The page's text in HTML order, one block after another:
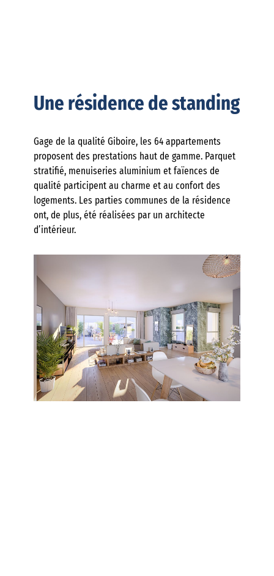
Une résidence de standing
Gage de la qualité Giboire, les 64 appartements
proposent des prestations haut de gamme. Parquet
stratifié, menuiseries aluminium et faïences de
qualité participent au charme et au confort des
logements. Les parties communes de la résidence
ont, de plus, été réalisées par un architecte
d’intérieur.